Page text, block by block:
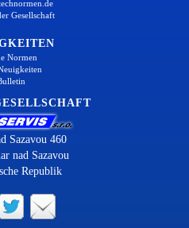
Gesellschaft
Normen
Sazavou 460
nad Sazavou
Republik